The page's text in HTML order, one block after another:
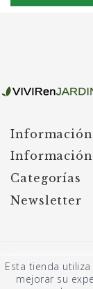
Información
Categorías
Newsletter
Esta tienda
mejorar su
© 2026
por